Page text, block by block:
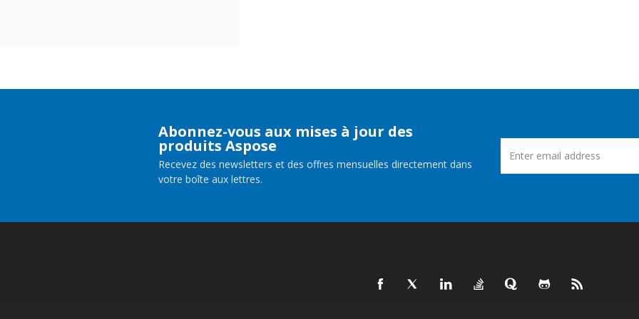
Abonnez-vous aux mises à jour des
produits Aspose
Recevez des newsletters et des offres mensuelles directement dans
votre boîte aux lettres.